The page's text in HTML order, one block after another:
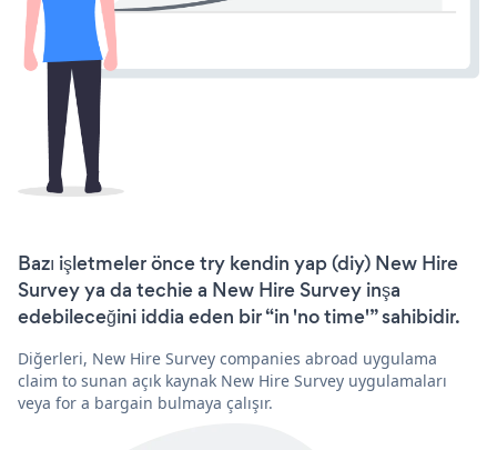
Bazı işletmeler önce try kendin yap (diy) New Hire
Survey ya da techie a New Hire Survey inşa
edebileceğini iddia eden bir “in 'no time'” sahibidir.
Diğerleri, New Hire Survey companies abroad uygulama
claim to sunan açık kaynak New Hire Survey uygulamaları
veya for a bargain bulmaya çalışır.